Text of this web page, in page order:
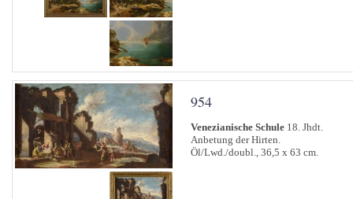
954
Venezianische Schule 18. Jhdt.
Anbetung der Hirten.
Öl/Lwd./doubl., 36,5 x 63 cm.